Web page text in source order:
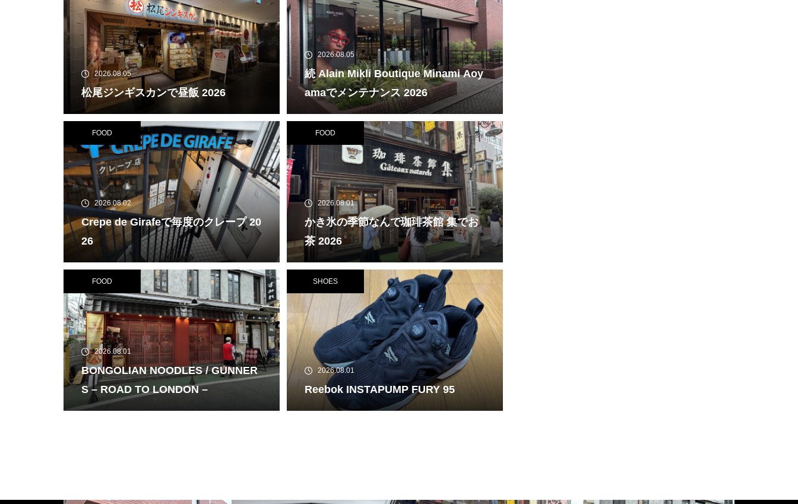
2026.08.05
松尾ジンギスカンで昼飯 2026
2026.08.05
続 Alain Mikli Boutique Minami Aoy
amaでメンテナンス 2026
FOOD
2026.08.02
Crepe de Girafeで毎度のクレープ 20
26
FOOD
2026.08.01
かき氷の季節なんで珈琲茶館 集でお
茶 2026
FOOD
2026.08.01
BONGOLIAN NOODLES / GUNNER
S – ROAD TO LONDON –
SHOES
2026.08.01
Reebok INSTAPUMP FURY 95